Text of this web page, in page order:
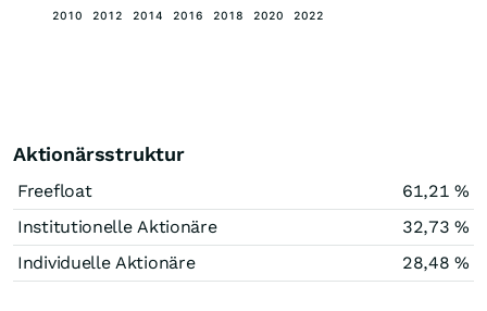
2010 2012 2014 2016 2018 2020 2022
Aktionärsstruktur
Freefloat
61,21 %
Institutionelle Aktionäre
32,73 %
Individuelle Aktionäre
28,48 %